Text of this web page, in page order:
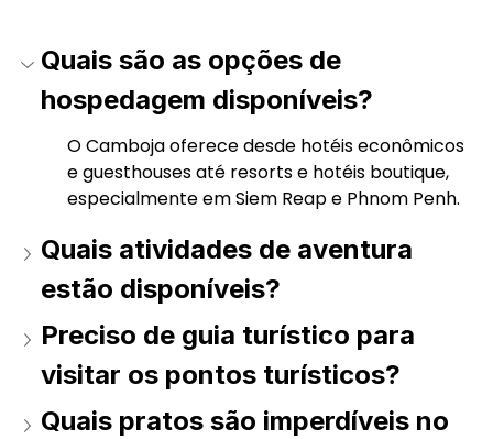
Quais são as opções de
hospedagem disponíveis?
O Camboja oferece desde hotéis econômicos
e guesthouses até resorts e hotéis boutique,
especialmente em Siem Reap e Phnom Penh.
Quais atividades de aventura
estão disponíveis?
Preciso de guia turístico para
visitar os pontos turísticos?
Quais pratos são imperdíveis no